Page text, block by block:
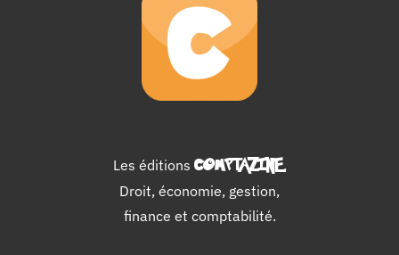
Les éditions COMPTAZINE.
Droit, économie, gestion,
finance et comptabilité.